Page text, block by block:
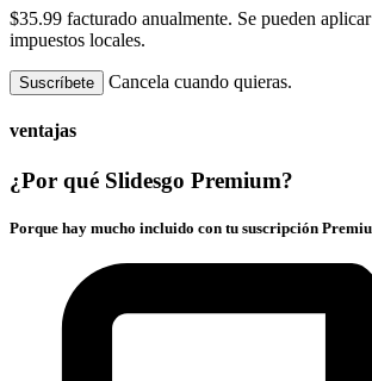
$35.99 facturado anualmente. Se pueden
impuestos locales.
Suscríbete Cancela cuando quieras.
ventajas
¿Por qué Slidesgo Premium?
Porque hay mucho incluido con tu suscripción